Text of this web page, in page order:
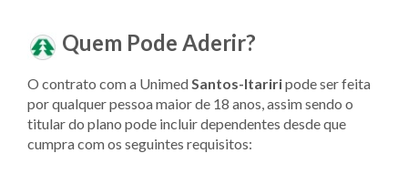
Quem Pode Aderir?
O contrato com a Unimed Santos-Itariripode ser feita
por qualquer pessoa maior de 18 anos, assim sendo o
titular do plano pode incluir dependentes desde que
cumpra com os seguintes requisitos: